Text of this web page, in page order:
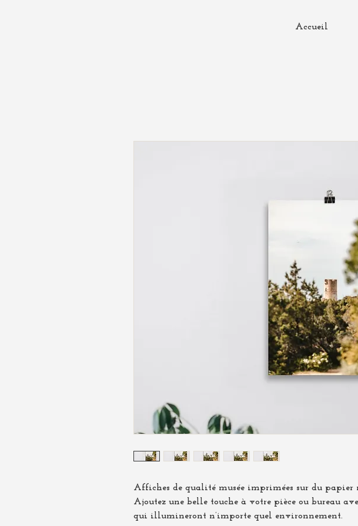
Accueil
Affiches de qualité musée imprimées sur du papier
Ajoutez une belle touche à votre pièce ou bureau
qui illumineront n’importe quel environnement.